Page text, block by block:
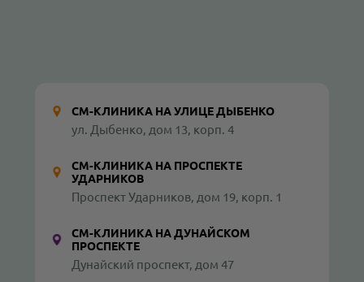
СМ-КЛИНИКА НА УЛИЦЕ ДЫБЕНКО
ул. Дыбенко, дом 13, корп. 4
СМ-КЛИНИКА НА ПРОСПЕКТЕ
УДАРНИКОВ
Проспект Ударников, дом 19, корп. 1
СМ-КЛИНИКА НА ДУНАЙСКОМ
ПРОСПЕКТЕ
Дунайский проспект, дом 47